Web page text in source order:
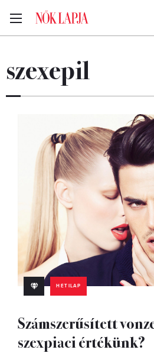
szexepil
HETILAP
Számszerűsített
szexpiaci értékünk?